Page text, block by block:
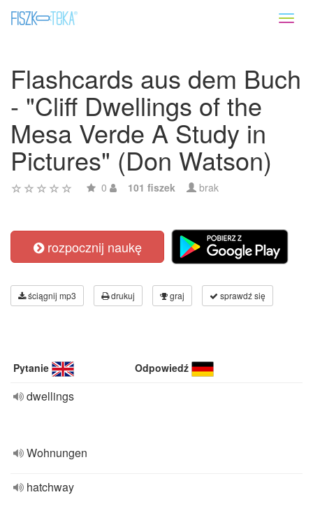
Flashcards aus dem Buch
- "Cliff Dwellings of the
Mesa Verde A Study in
Pictures" (Don Watson)
0 101 fiszek brak
rozpocznij naukę
ściągnij mp3 drukuj graj sprawdź się
Pytanie Odpowiedź
dwellings
Wohnungen
hatchway